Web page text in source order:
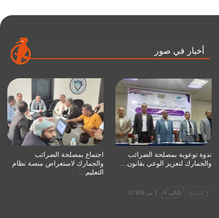
أخبار في صور
ندوة توعوية بمصلحة الضرائب
والجمارك لتعزيز الوعي بقانون…
اجتماع بمصلحة الضرائب
والجمارك لاستعراض منصة نظام
التعليم…
السابق التالي 1 من 11٬859